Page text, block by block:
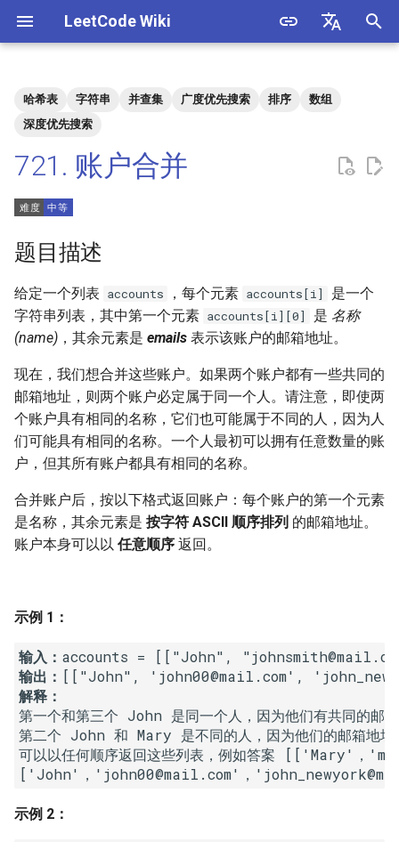
LeetCode Wiki
中文
初
始
搜
索
擎
题目描述
解法
方法一：并查集 + 哈希表
3. 数组中重复的数字
4. 二维数组中的查找
5. 替换空格
6. 从尾到头打印链表
7. 重建二叉树
9. 用两个栈实现队列
10.1. 斐波那契数列
10.2. 青蛙跳台阶问题
11. 旋转数组的最小数字
12. 矩阵中的路径
13. 机器人的运动范围
15. 二进制中 1 的个数
16. 数值的整数次方
17. 打印从 1 到最大的 n 位数
18. 删除链表的节点
1. 整数除法
2. 二进制加法
3. 前 n 个数字二进制中 1 的个
5. 单词长度的最大乘积
7. 数组中和为 0 的三个数
8. 和大于等于 target 的最短子
数组
9. 乘积小于 K 的子数组
10. 和为 k 的子数组
13. 二维子矩阵的和
14. 字符串中的变位词
15. 字符串中的所有变位词
16. 不含重复字符的最长子字
1.1. 判定字符是否唯一
1.2. 判定是否互为字符重排
1.3. URL 化
1.4. 回文排列
1.5. 一次编辑
1.6. 字符串压缩
1.7. 旋转矩阵
1.8. 零矩阵
1.9. 字符串轮转
2.1. 移除重复节点
2.2. 返回倒数第 k 个节点
2.5. 链表求和
2.6. 回文链表
2.7. 链表相交
2.8. 环路检测
哈希表 字符串 并查集 广度优先搜索 排序
数组
深度优先搜索
721. 账户合并
题目描述
给定一个列表 accounts ，每个元素 accounts[i]
是一个
字符串列表，其中第一个元素 accounts[i][0] 是 名称
(name) ，其余元素是 emails 表示该账户的邮箱地址。
现在，我们想合并这些账户。如果两个账户都有一些共同的
邮箱地址，则两个账户必定属于同一个人。请注意，即使两
个账户具有相同的名称，它们也可能属于不同的人，因为人
们可能具有相同的名称。一个人最初可以拥有任意数量的账
户，但其所有账户都具有相同的名称。
合并账户后，按以下格式返回账户：每个账户的第一个元素
是名称，其余元素是 按字符 ASCII 顺序排列 的邮箱地址。
账户本身可以以 任意顺序 返回。
示例 1：
输入：
输出：
解释：
第一个和第三个 John 是同一个人，因为他们有共同
第二个 John 和 Mary 是不同的人，因为他们的邮箱地址
可以以任何顺序返回这些列表，例如答案 [['Mary'
示例 2：